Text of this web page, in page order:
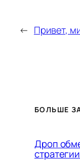
← Привет,
БОЛЬШЕ
Дроп